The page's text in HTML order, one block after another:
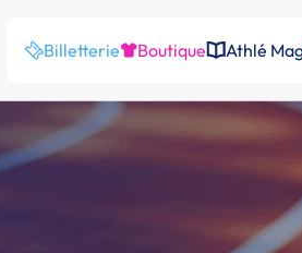
Billetterie Boutique Athlé